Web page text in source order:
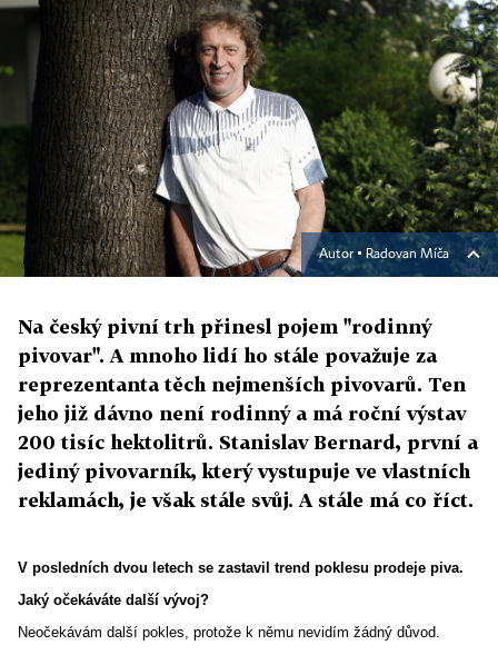
Autor ▪ Radovan Míča
Na český pivní trh přinesl pojem "rodinný
pivovar". A mnoho lidí ho stále považuje za
reprezentanta těch nejmenších pivovarů. Ten
jeho již dávno není rodinný a má roční výstav
200 tisíc hektolitrů. Stanislav Bernard, první a
jediný pivovarník, který vystupuje ve vlastních
reklamách, je však stále svůj. A stále má co říct.
V posledních dvou letech se zastavil trend poklesu prodeje piva.
Jaký očekáváte další vývoj?
Neočekávám další pokles, protože k němu nevidím žádný důvod.